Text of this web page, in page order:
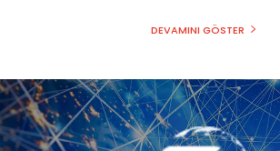
DEVAMINI GÖSTER